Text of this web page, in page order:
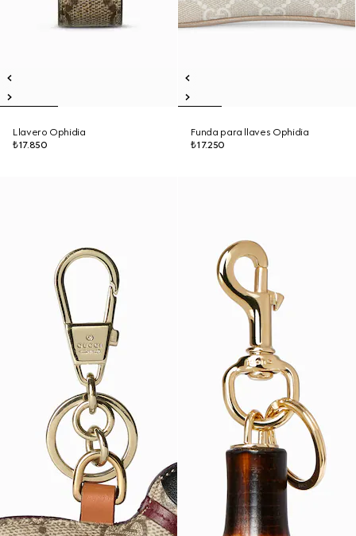
Llavero Ophidia
₺17.850
Funda para llaves Ophidia
₺17.250